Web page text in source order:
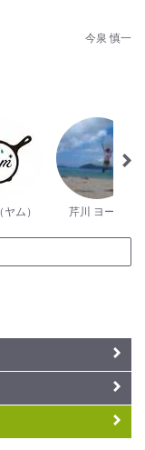
今泉 慎一
ム） 芹川 ヨーコ